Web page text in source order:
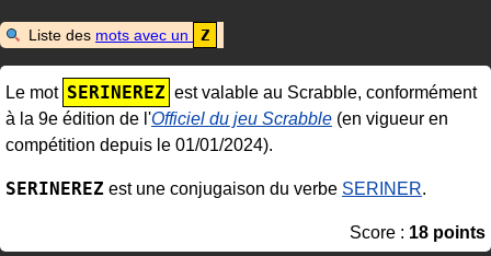
Liste des mots avec un Z
Le mot SERINEREZ est valable au Scrabble, conformément
à la 9e édition de l'Officiel du jeu Scrabble (en vigueur en
compétition depuis le 01/01/2024).
SERINEREZ est une conjugaison du verbe SERINER.
Score : 18 points